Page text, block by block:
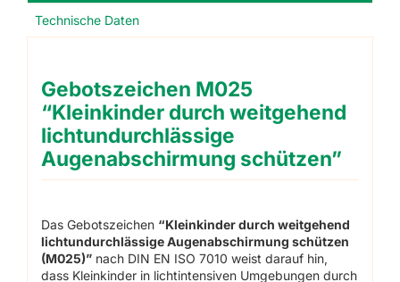
Technische Daten
Gebotszeichen M025
“Kleinkinder durch weitgehend
lichtundurchlässige
Augenabschirmung schützen”
Das Gebotszeichen “Kleinkinder durch weitgehend
lichtundurchlässige Augenabschirmung schützen
(M025)” nach DIN EN ISO 7010 weist darauf hin,
dass Kleinkinder in lichtintensiven Umgebungen durch